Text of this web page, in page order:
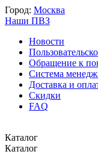
Город: Москва
Наши ПВЗ
Новости
Обращение к
Система
Доставка и
Скидки
FAQ
Каталог
Каталог